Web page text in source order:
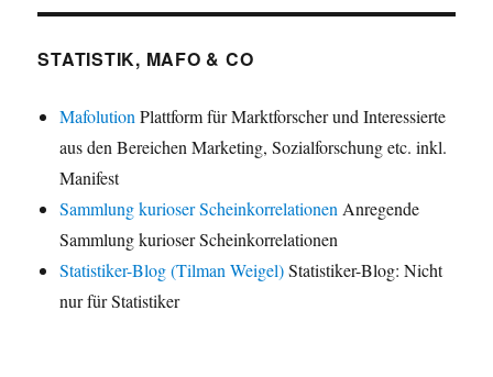
STATISTIK, MAFO & CO
MafolutionPlattform für Marktforscher und Interessierte
aus den Bereichen Marketing, Sozialforschung etc. inkl.
Manifest
Sammlung kurioser ScheinkorrelationenAnregende
Sammlung kurioser Scheinkorrelationen
Statistiker-Blog (Tilman Weigel)Statistiker-Blog: Nicht
nur für Statistiker